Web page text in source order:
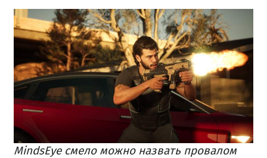
MindsEye смело можно назвать провалом